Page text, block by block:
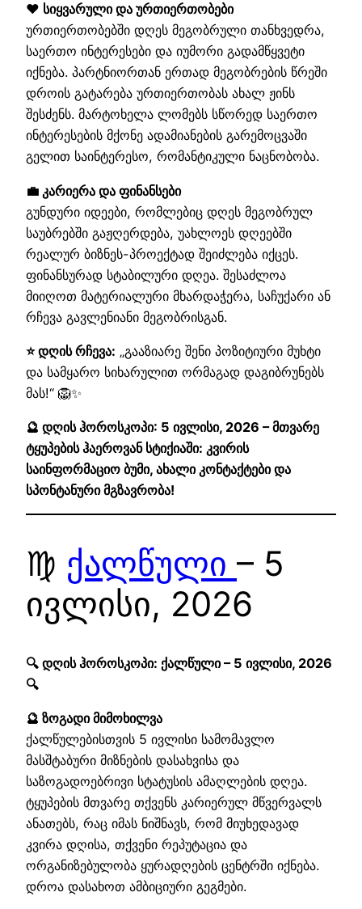
❤️ სიყვარული და ურთიერთობები
ურთიერთობებში დღეს მეგობრული თანხვედრა,
საერთო ინტერესები და იუმორი გადამწყვეტი
იქნება. პარტნიორთან ერთად მეგობრების წრეში
დროის გატარება ურთიერთობას ახალ ჟინს
შესძენს. მარტოხელა ლომებს სწორედ საერთო
ინტერესების მქონე ადამიანების გარემოცვაში
გელით საინტერესო, რომანტიკული ნაცნობობა.
💼 კარიერა და ფინანსები
გუნდური იდეები, რომლებიც დღეს მეგობრულ
საუბრებში გაჟღერდება, უახლოეს დღეებში
რეალურ ბიზნეს-პროექტად შეიძლება იქცეს.
ფინანსურად სტაბილური დღეა. შესაძლოა
მიიღოთ მატერიალური მხარდაჭერა, საჩუქარი ან
რჩევა გავლენიანი მეგობრისგან.
⭐ დღის რჩევა: „გააზიარე შენი პოზიტიური მუხტი
და სამყარო სიხარულით ორმაგად დაგიბრუნებს
მას!“ 🦁✨
🔮 დღის ჰოროსკოპი: 5 ივლისი, 2026 – მთვარე
ტყუპების ჰაეროვან სტიქიაში: კვირის
საინფორმაციო ბუმი, ახალი კონტაქტები და
სპონტანური მგზავრობა!
♍ ქალწული – 5
ივლისი, 2026
🔍 დღის ჰოროსკოპი: ქალწული – 5 ივლისი, 2026
🔍
🔮 ზოგადი მიმოხილვა
ქალწულებისთვის 5 ივლისი სამომავლო
მასშტაბური მიზნების დასახვისა და
საზოგადოებრივი სტატუსის ამაღლების დღეა.
ტყუპების მთვარე თქვენს კარიერულ მწვერვალს
ანათებს, რაც იმას ნიშნავს, რომ მიუხედავად
კვირა დღისა, თქვენი რეპუტაცია და
ორგანიზებულობა ყურადღების ცენტრში იქნება.
დროა დასახოთ ამბიციური გეგმები.